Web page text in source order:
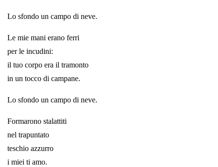
Lo sfondo un campo di neve.
Le mie mani erano ferri
per le incudini:
il tuo corpo era il tramonto
in un tocco di campane.
Lo sfondo un campo di neve.
Formarono stalattiti
nel trapuntato
teschio azzurro
i miei ti amo.